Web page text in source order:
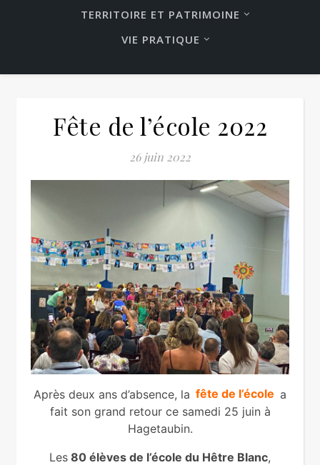
TERRITOIRE ET PATRIMOINE
VIE PRATIQUE
Fête de l’école 2022
26 juin 2022
Après deux ans d’absence, la fête de l’école a
fait son grand retour ce samedi 25 juin à
Hagetaubin.
Les 80 élèves de l’école du Hêtre Blanc,